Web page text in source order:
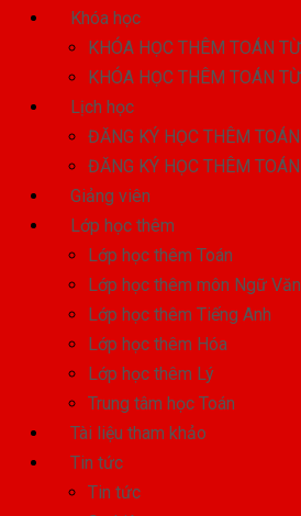
Khóa học
KHÓA HỌC THÊM TOÁN
KHÓA HỌC THÊM TOÁN
Lịch học
ĐĂNG KÝ HỌC THÊM
ĐĂNG KÝ HỌC THÊM
Giảng viên
Lớp học thêm
Lớp học thêm Toán
Lớp học thêm môn Ngữ Văn
Lớp học thêm Tiếng Anh
Lớp học thêm Hóa
Lớp học thêm Lý
Trung tâm học Toán
Tài liệu tham khảo
Tin tức
Tin tức